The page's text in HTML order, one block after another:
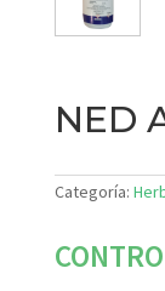
NED
Categoría: